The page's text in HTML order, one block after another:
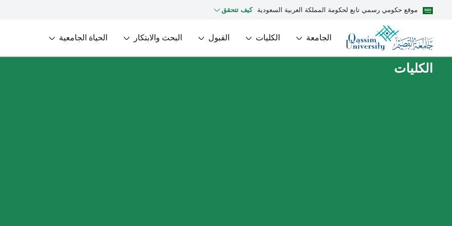
موقع حكومي رسمي تابع لحكومة المملكة العربية السعودية كيف تتحقق
الجامعة الكليات القبول البحث والابتكار الحياة الجامعية
الكليات